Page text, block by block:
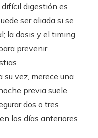
digestión es
ser aliada si se
la dosis y el timing
prevenir
vez, merece una
previa suele
dos o tres
los días anteriores